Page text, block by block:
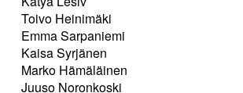
Toivo Heinimäki
Emma Sarpaniemi
Kaisa Syrjänen
Marko Hämäläinen
Juuso Noronkoski